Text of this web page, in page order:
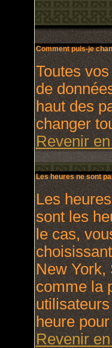
Comment puis-je
Toutes
de
haut des
changer
Revenir
Les heures ne sont
Les
sont les
le cas,
New York,
comme la
heure
Revenir